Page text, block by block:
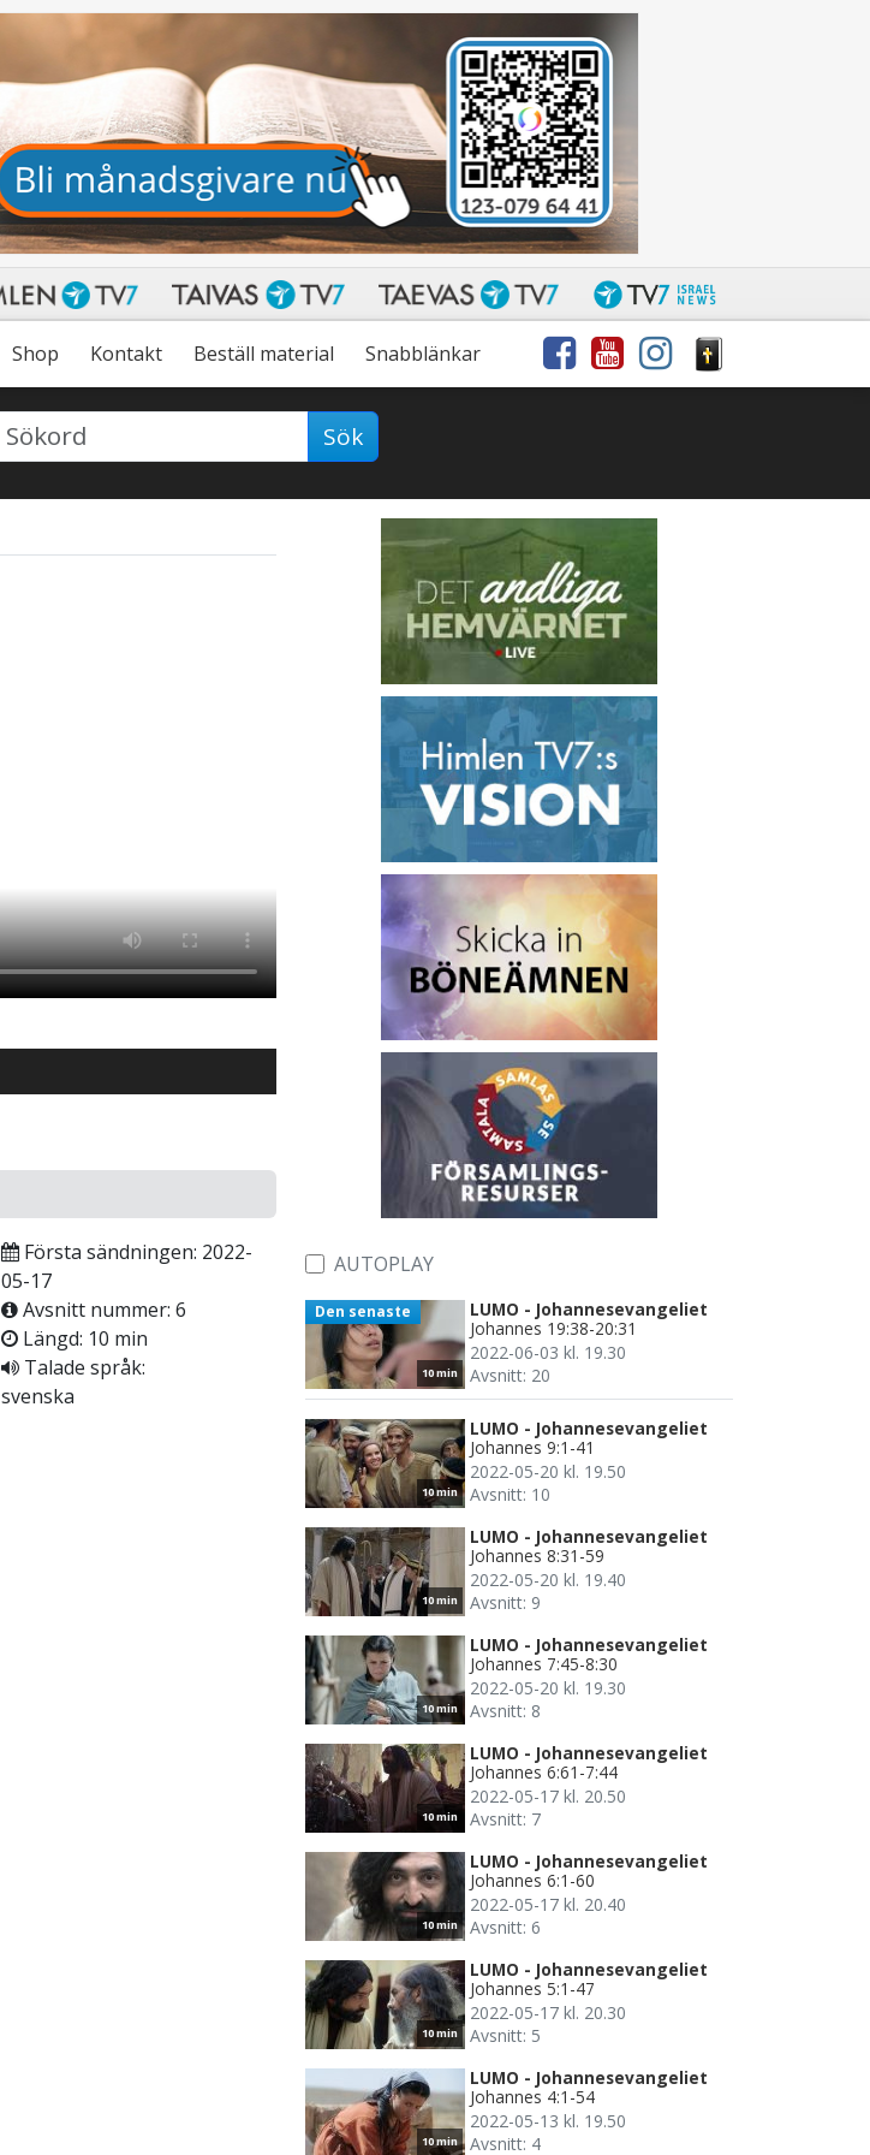
Shop Kontakt Beställ material Snabblänkar
Sök
Första sändningen: 2022-
05-17
Avsnitt nummer: 6
Längd: 10 min
Talade språk:
svenska
AUTOPLAY
10 min
Den senaste
LUMO - Johannesevangeliet
Johannes 19:38-20:31
2022-06-03 kl. 19.30
Avsnitt: 20
10 min
LUMO - Johannesevangeliet
Johannes 9:1-41
2022-05-20 kl. 19.50
Avsnitt: 10
10 min
LUMO - Johannesevangeliet
Johannes 8:31-59
2022-05-20 kl. 19.40
Avsnitt: 9
10 min
LUMO - Johannesevangeliet
Johannes 7:45-8:30
2022-05-20 kl. 19.30
Avsnitt: 8
10 min
LUMO - Johannesevangeliet
Johannes 6:61-7:44
2022-05-17 kl. 20.50
Avsnitt: 7
10 min
LUMO - Johannesevangeliet
Johannes 6:1-60
2022-05-17 kl. 20.40
Avsnitt: 6
10 min
LUMO - Johannesevangeliet
Johannes 5:1-47
2022-05-17 kl. 20.30
Avsnitt: 5
10 min
LUMO - Johannesevangeliet
Johannes 4:1-54
2022-05-13 kl. 19.50
Avsnitt: 4